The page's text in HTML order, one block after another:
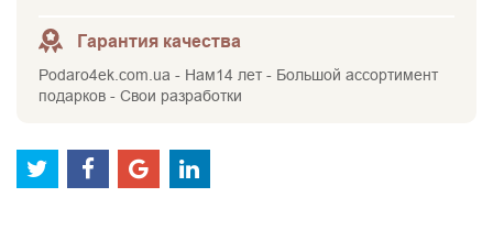
Гарантия качества
Podaro4ek.com.ua - Нам14 лет - Большой ассортимент
подарков - Свои разработки